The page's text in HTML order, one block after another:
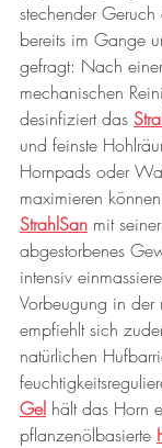
stechender
bereits im Gange
gefragt: Nach
mechanischen
desinfiziert das
und feinste
Hornpads oder
maximieren
StrahlSan mit
abgestorbenes
intensiv
Vorbeugung in der
empfiehlt sich
natürlichen
Gel hält das Horn
pflanzenölbasierte